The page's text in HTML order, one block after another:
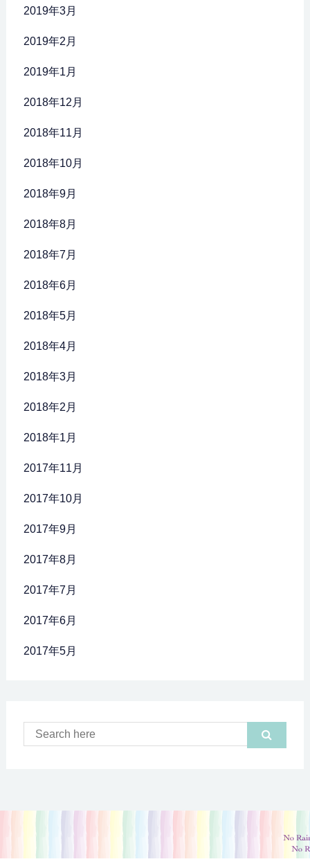
2019年3月
2019年2月
2019年1月
2018年12月
2018年11月
2018年10月
2018年9月
2018年8月
2018年7月
2018年6月
2018年5月
2018年4月
2018年3月
2018年2月
2018年1月
2017年11月
2017年10月
2017年9月
2017年8月
2017年7月
2017年6月
2017年5月